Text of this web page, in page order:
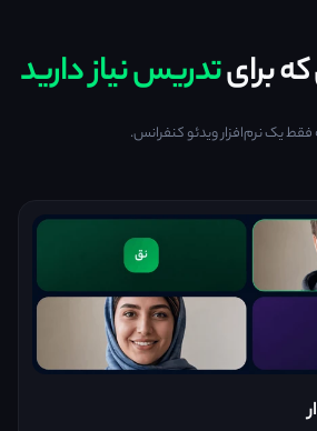
برایتدریس نیاز دارید
یک نرم‌افزار ویدئو کنفرانس.